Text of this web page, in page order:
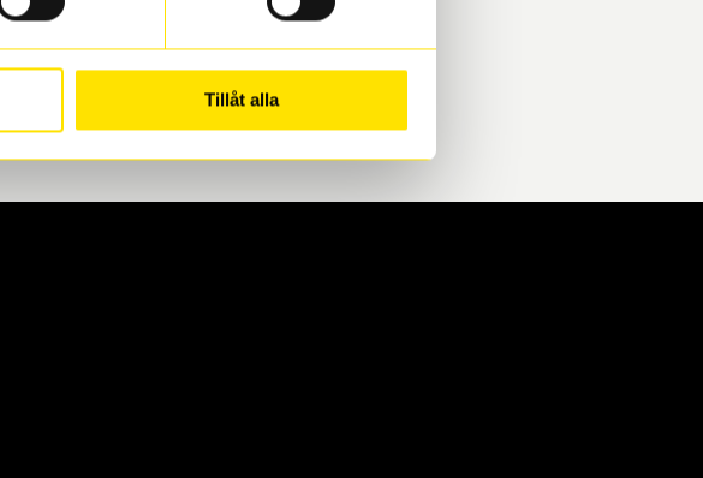
Tillåt alla